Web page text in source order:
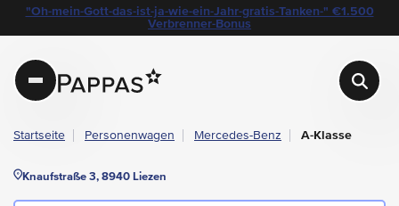
Navigation überspringen
Zum Hauptcontent
Zur Hauptnavigation springen
layout.table-of-content
Technische Daten
Fahrzeugausstattung
Standort & Ansprechpartner
Das könnte Sie auch interessieren
Angebote & Aktionen bei Pappas
"Oh-mein-Gott-das-ist-ja-wie-ein-Jahr-gratis-Tanken-" €1.500
Verbrenner-Bonus
Pappas
Startseite Personenwagen Mercedes-Benz A-Klasse
Knaufstraße 3, 8940 Liezen